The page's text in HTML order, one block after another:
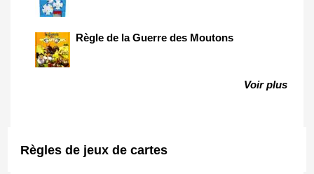
Règle de la Guerre des Moutons
Voir plus
Règles de jeux de cartes